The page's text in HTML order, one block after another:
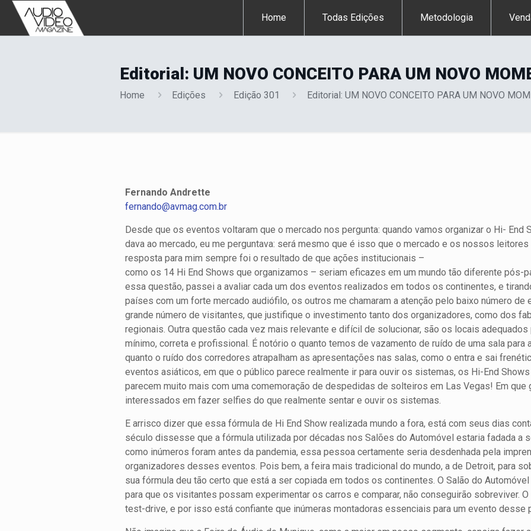
Home Todas Edições Metodologia
Editorial: UM NOVO CONCEITO PARA UM NOVO
Home Edições Edição 301 Editorial: UM NOVO CONCEITO PARA UM NOVO
Fernando Andrette
fernando@avmag.com.br
Desde que os eventos voltaram que o mercado nos pergunta: quando vamos organizar o Hi- End
dava ao mercado, eu me perguntava: será mesmo que é isso que o mercado e os nossos
resposta para mim sempre foi o resultado de que ações institucionais –
como os 14 Hi End Shows que organizamos – seriam eficazes em um mundo tão diferente pós-
essa questão, passei a avaliar cada um dos eventos realizados em todos os continentes, e
países com um forte mercado audiófilo, os outros me chamaram a atenção pelo baixo número
grande número de visitantes, que justifique o investimento tanto dos organizadores, como dos
regionais. Outra questão cada vez mais relevante e difícil de solucionar, são os locais adequados
mínimo, correta e profissional. É notório o quanto temos de vazamento de ruído de uma sala para
quanto o ruído dos corredores atrapalham as apresentações nas salas, como o entra e sai
eventos asiáticos, em que o público parece realmente ir para ouvir os sistemas, os Hi-End
parecem muito mais com uma comemoração de despedidas de solteiros em Las Vegas! Em
interessados em fazer selfies do que realmente sentar e ouvir os sistemas.
E arrisco dizer que essa fórmula de Hi End Show realizada mundo a fora, está com seus dias
século dissesse que a fórmula utilizada por décadas nos Salões do Automóvel estaria fadada a
como inúmeros foram antes da pandemia, essa pessoa certamente seria desdenhada pela
organizadores desses eventos. Pois bem, a feira mais tradicional do mundo, a de Detroit, para
sua fórmula deu tão certo que está a ser copiada em todos os continentes. O Salão do
para que os visitantes possam experimentar os carros e comparar, não conseguirão sobreviver.
test-drive, e por isso está confiante que inúmeras montadoras essenciais para um evento desse